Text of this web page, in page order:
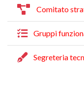
Comitato
Gruppi
Segreteria